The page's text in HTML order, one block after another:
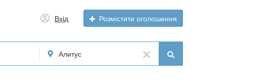
Вхід Розмістити оголошення
Алитус